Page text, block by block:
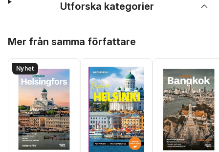
Utforska kategorier
Mer från samma författare
Nyhet